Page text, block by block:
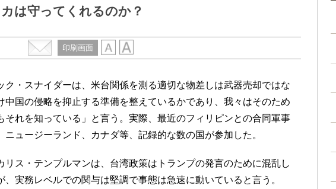
は守ってくれるのか？
印刷画面
・スナイダーは、米台関係を測る適切な物差しは武器売却ではな
中国の侵略を抑止する準備を整えているかであり、我々はそのため
それを知っている」と言う。実際、最近のフィリピンとの合同軍事
ニュージーランド、カナダ等、記録的な数の国が参加した。
ス・テンプルマンは、台湾政策はトランプの発言のために混乱し
、実務レベルでの関与は堅調で事態は急速に動いていると言う。